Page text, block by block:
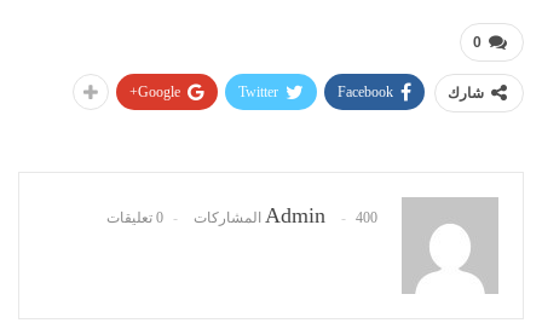
0
شارك Facebook
Twitter
Google+
Admin 400 المشاركات 0 تعليقات